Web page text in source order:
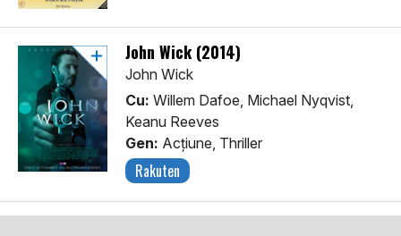
John Wick (2014)
John Wick
Cu: Willem Dafoe, Michael Nyqvist,
Keanu Reeves
Gen: Acţiune, Thriller
Rakuten